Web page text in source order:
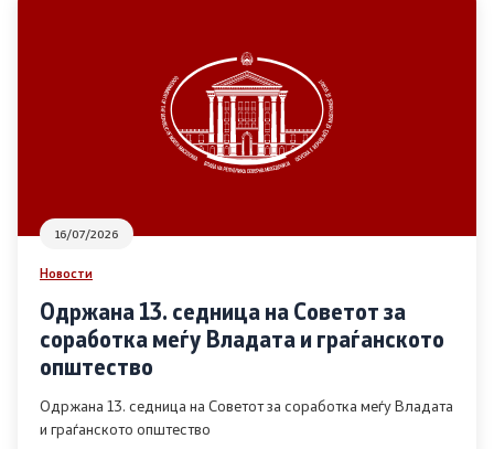
Извештаи
Список на ОЈИ
Контакт
16/07/2026
Новости
Одржана 13. седница на Советот за
соработка меѓу Владата и граѓанското
општество
Одржана 13. седница на Советот за соработка меѓу Владата
и граѓанското општество